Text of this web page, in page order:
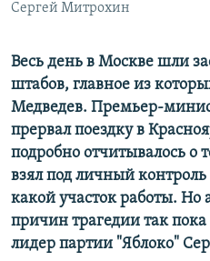
Все сайты РСЕ/РС
Сергей Митрохин
Весь день в Москве шли
штабов, главное из
Медведев. Премьер-
прервал поездку в
подробно отчитывалось о
взял под личный
какой участок работы.
причин трагедии так
лидер партии "Яблоко"